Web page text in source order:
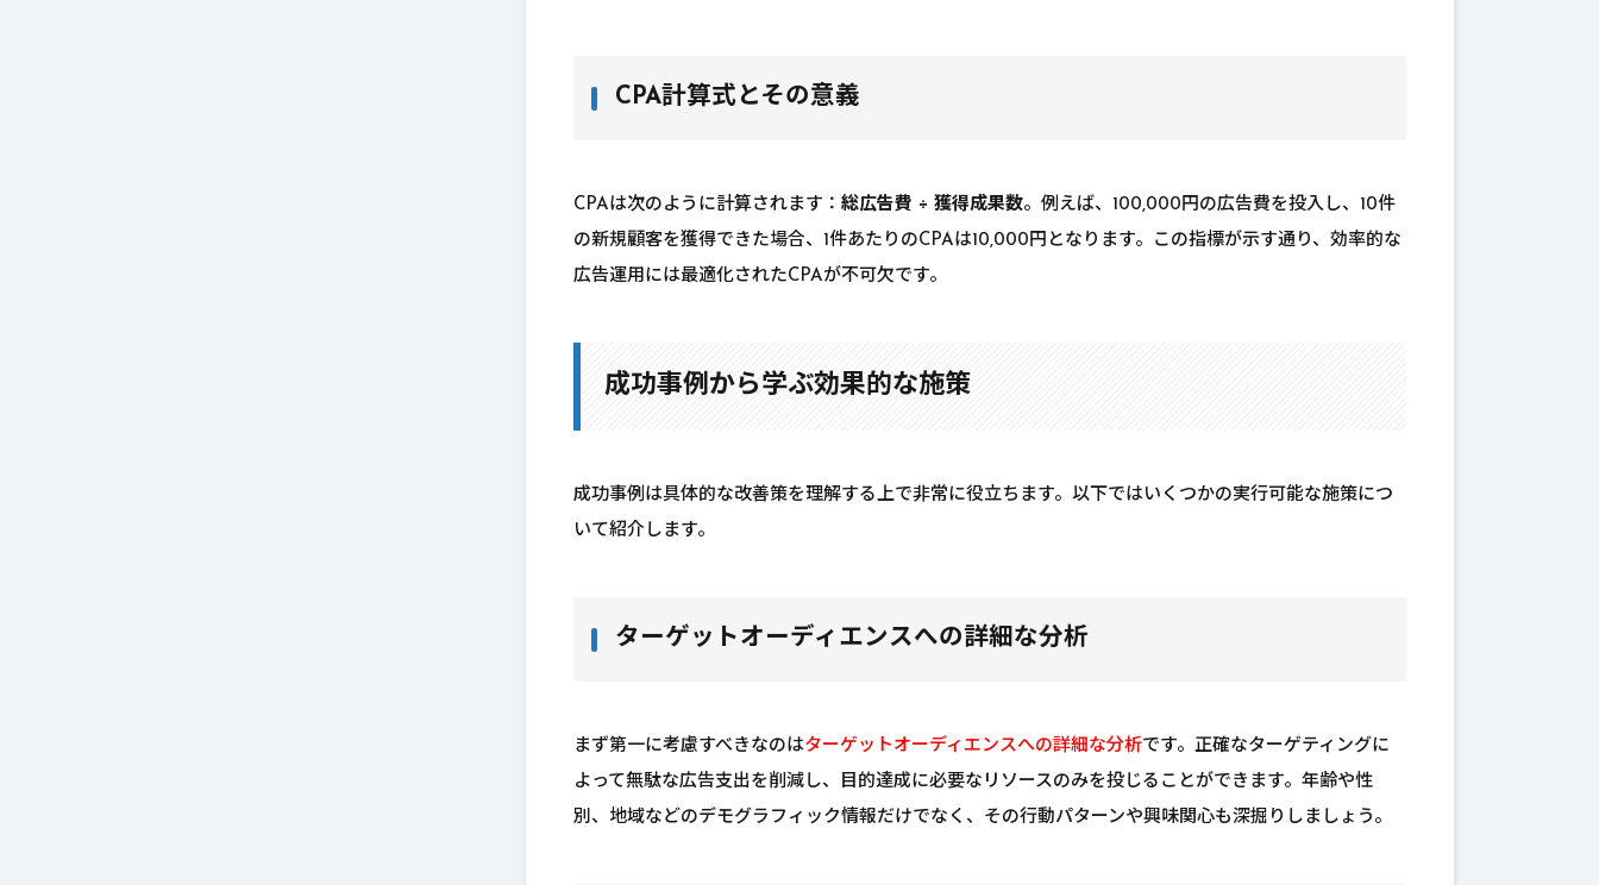
CPA計算式とその意義
CPAは次のように計算されます： 総広告費 ÷ 獲得成果数。例えば、100,000円の広告費を投入し、10件
の新規顧客を獲得できた場合、1件あたりのCPAは10,000円となります。この指標が示す通り、効率的な
広告運用には最適化されたCPAが不可欠です。
成功事例から学ぶ効果的な施策
成功事例は具体的な改善策を理解する上で非常に役立ちます。以下ではいくつかの実行可能な施策につ
いて紹介します。
ターゲットオーディエンスへの詳細な分析
まず第一に考慮すべきなのはターゲットオーディエンスへの詳細な分析です。正確なターゲティングに
よって無駄な広告支出を削減し、目的達成に必要なリソースのみを投じることができます。年齢や性
別、地域などのデモグラフィック情報だけでなく、その行動パターンや興味関心も深掘りしましょう。